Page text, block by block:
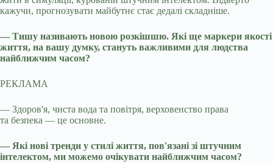
кажучи, прогнозувати майбутнє стає дедалі складніше.
— Тишу називають новою розкішшю. Які ще маркери якості
життя, на вашу думку, стануть важливими для людства
найближчим часом?
РЕКЛАМА
— Здоров'я, чиста вода та повітря, верховенство права
та безпека — це основне.
— Які нові тренди у стилі життя, пов'язані зі штучним
інтелектом, ми можемо очікувати найближчим часом?